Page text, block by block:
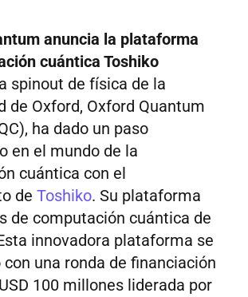
anuncia la plataforma
cuántica Toshiko
spinout de física de la
de Oxford, Oxford Quantum
ha dado un paso
en el mundo de la
cuántica con el
de Toshiko. Su plataforma
de computación cuántica de
innovadora plataforma se
con una ronda de financiación
100 millones liderada por